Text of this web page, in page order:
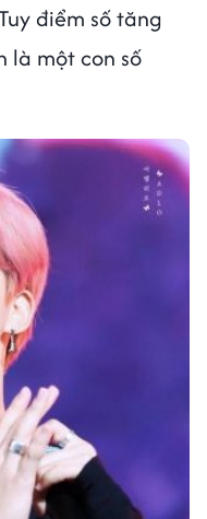
điểm số tăng
là một con số